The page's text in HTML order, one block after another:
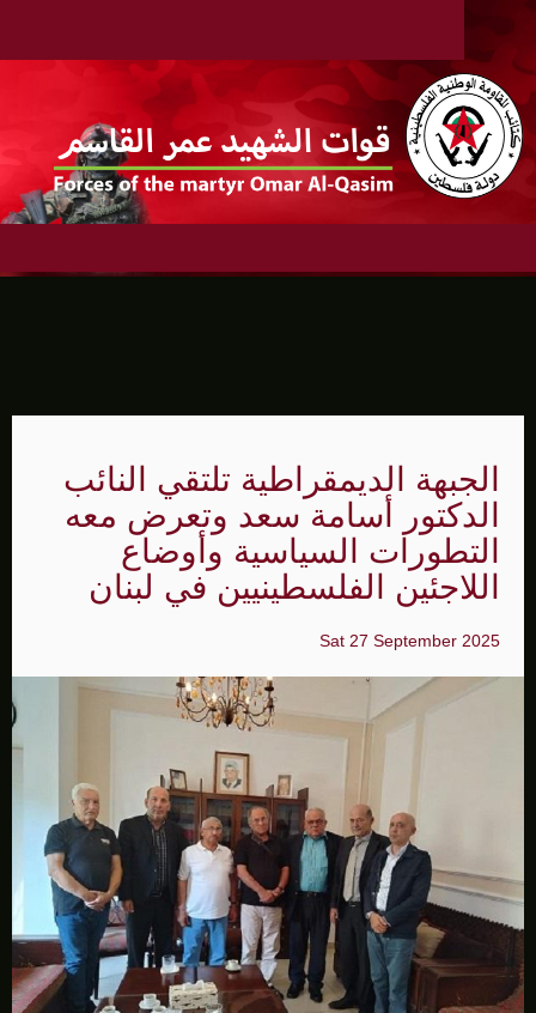
الجبهة الديمقراطية تلتقي النائب
الدكتور أسامة سعد وتعرض معه
التطورات السياسية وأوضاع
اللاجئين الفلسطينيين في لبنان
Sat 27 September 2025